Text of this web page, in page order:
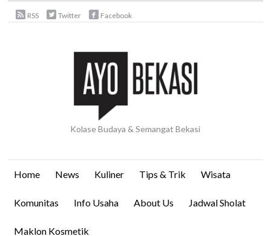
RSS Twitter Facebook
Kolase Budaya & Semangat Bekasi
Home News Kuliner Tips & Trik Wisata
Komunitas Info Usaha About Us Jadwal Sholat
Maklon Kosmetik